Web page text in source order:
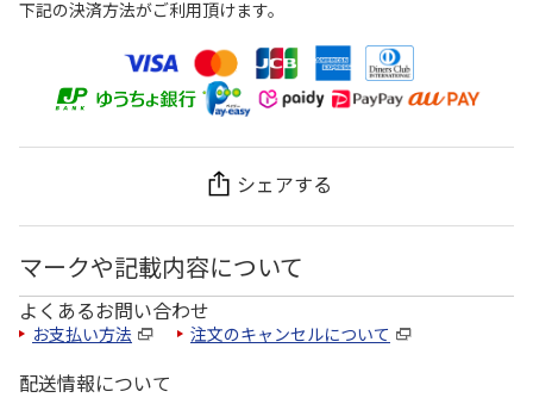
下記の決済方法がご利用頂けます。
シェアする
マークや記載内容について
よくあるお問い合わせ
お支払い方法 注文のキャンセルについて
配送情報について